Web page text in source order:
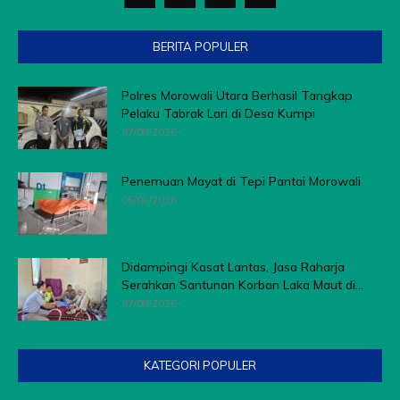
BERITA POPULER
Polres Morowali Utara Berhasil Tangkap
Pelaku Tabrak Lari di Desa Kumpi
07/08/2026
Penemuan Mayat di Tepi Pantai Morowali
05/08/2026
Didampingi Kasat Lantas, Jasa Raharja
Serahkan Santunan Korban Laka Maut di...
07/08/2026
KATEGORI POPULER